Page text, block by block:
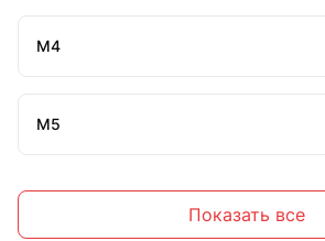
М4
М5
Показать все